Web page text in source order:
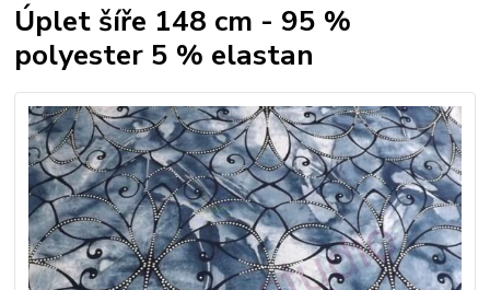
Úplet šíře 148 cm - 95 %
polyester 5 % elastan